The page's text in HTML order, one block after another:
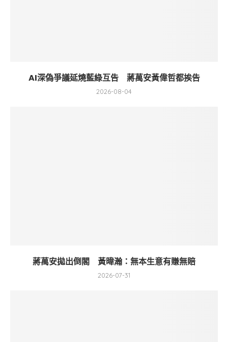
AI深偽爭議延燒藍綠互告 蔣萬安黃偉哲都挨告
2026-08-04
蔣萬安拋出倒閣 黃暐瀚：無本生意有賺無賠
2026-07-31